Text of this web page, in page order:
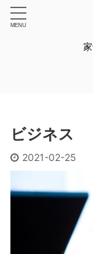
ビジネス
2021-02-25